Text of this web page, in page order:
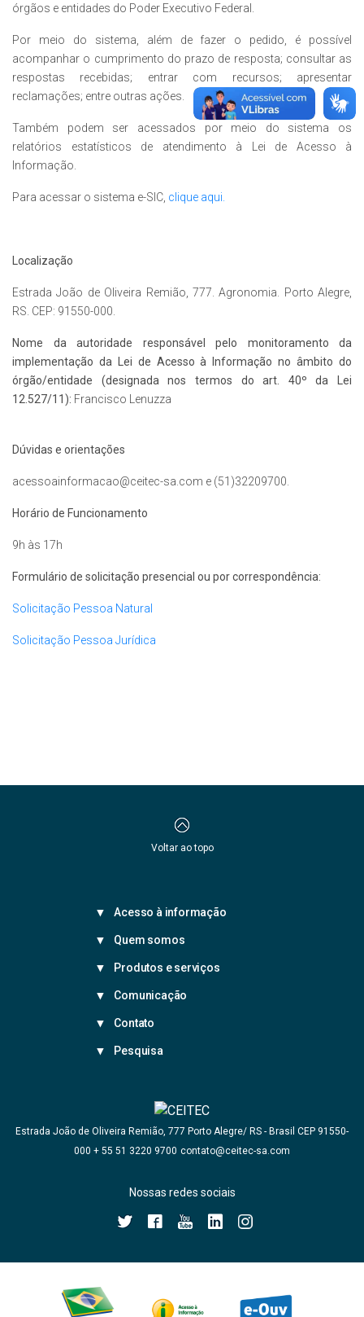
órgãos e entidades do Poder Executivo Federal.
Por meio do sistema, além de fazer o pedido, é possível
acompanhar o cumprimento do prazo de resposta; consultar as
respostas recebidas; entrar com recursos; apresentar
reclamações; entre outras ações.
Também podem ser acessados por meio do sistema os
relatórios estatísticos de atendimento à Lei de Acesso à
Informação.
Para acessar o sistema e-SIC, clique aqui. ​
​Localização
Estrada João de Oliveira Remião, 777. Agronomia. Porto Alegre,
RS. CEP: 91550-000.
Nome da autoridade responsável pelo monitoramento da
implementação da Lei de Acesso à Informação no âmbito do
órgão/entidade (designada nos termos do art. 40º da Lei
12.527/11): Francisco Lenuzza​
Dúvidas e orientações​
acessoainformacao@ceitec-sa.com e (51)32209700.​
Horário de Funcionamento
9h às 17h
Formulário de solicitação presencial ou por correspondência:
Solicitação Pessoa Natural
Solicitação Pessoa Jurídica​
Voltar ao topo
Acesso à informação
Quem somos
Produtos e serviços
Comunicação
Contato
Pesquisa
Estrada João de Oliveira Remião, 777 Porto Alegre/ RS - Brasil CEP 91550-
000 + 55 51 3220 9700 contato@ceitec-sa.com
Nossas redes sociais